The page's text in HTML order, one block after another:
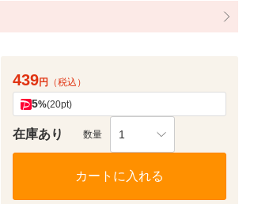
439円 （税込）
5%(20pt)
在庫あり 数量 1
カートに入れる